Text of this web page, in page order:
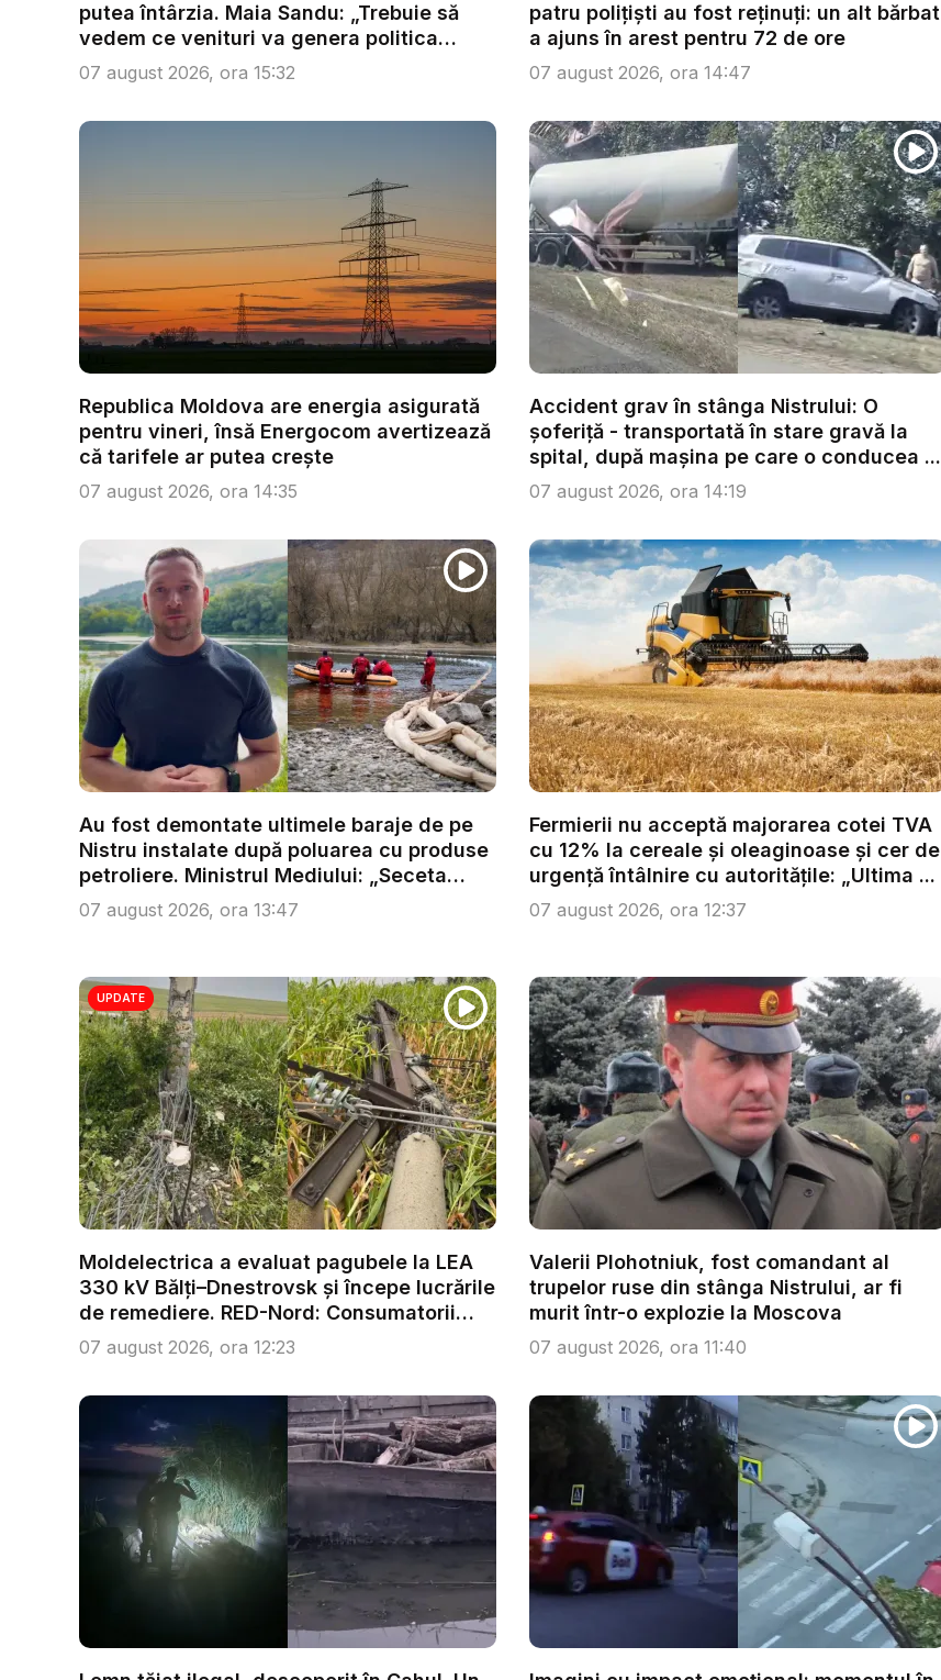
putea întârzia. Maia Sandu: „Trebuie să
vedem ce venituri va genera politica
fisc...
07 august 2026, ora 15:32
patru polițiști au fost reținuți: un alt bărbat
a ajuns în arest pentru 72 de ore
07 august 2026, ora 14:47
Republica Moldova are energia asigurată
pentru vineri, însă Energocom avertizează
că tarifele ar putea crește
07 august 2026, ora 14:35
Accident grav în stânga Nistrului: O
șoferiță - transportată în stare gravă la
spital, după mașina pe care o conducea ...
07 august 2026, ora 14:19
Au fost demontate ultimele baraje de pe
Nistru instalate după poluarea cu produse
petroliere. Ministrul Mediului: „Seceta
răm...
07 august 2026, ora 13:47
Fermierii nu acceptă majorarea cotei TVA
cu 12% la cereale și oleaginoase și cer de
urgență întâlnire cu autoritățile: „Ultima ...
07 august 2026, ora 12:37
UPDATE
Moldelectrica a evaluat pagubele la LEA
330 kV Bălți–Dnestrovsk și începe lucrările
de remediere. RED-Nord: Consumatorii
nu...
07 august 2026, ora 12:23
Valerii Plohotniuk, fost comandant al
trupelor ruse din stânga Nistrului, ar fi
murit într-o explozie la Moscova
07 august 2026, ora 11:40